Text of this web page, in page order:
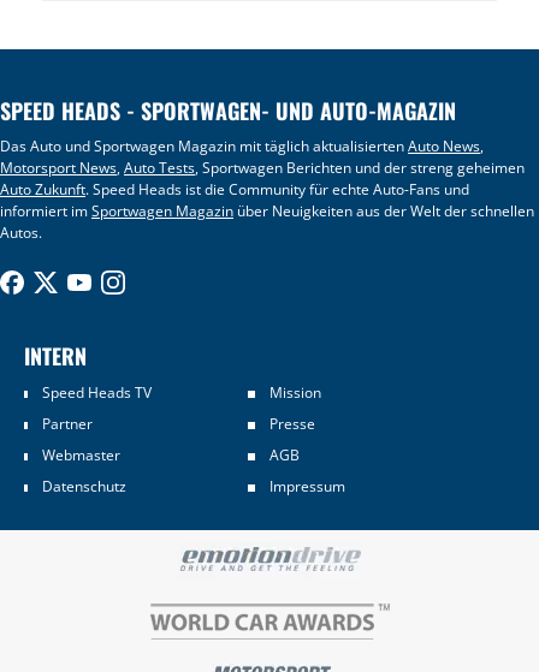
SPEED HEADS - SPORTWAGEN- UND AUTO-MAGAZIN
Das Auto und Sportwagen Magazin mit täglich aktualisiertenAuto News,
Motorsport News,Auto Tests, Sportwagen Berichten und der streng geheimen
Auto Zukunft. Speed Heads ist die Community für echte Auto-Fans und
informiert imSportwagen Magazin über Neuigkeiten aus der Welt der schnellen
Autos.
INTERN
Speed Heads TV
Mission
Partner
Presse
Webmaster
AGB
Datenschutz
Impressum